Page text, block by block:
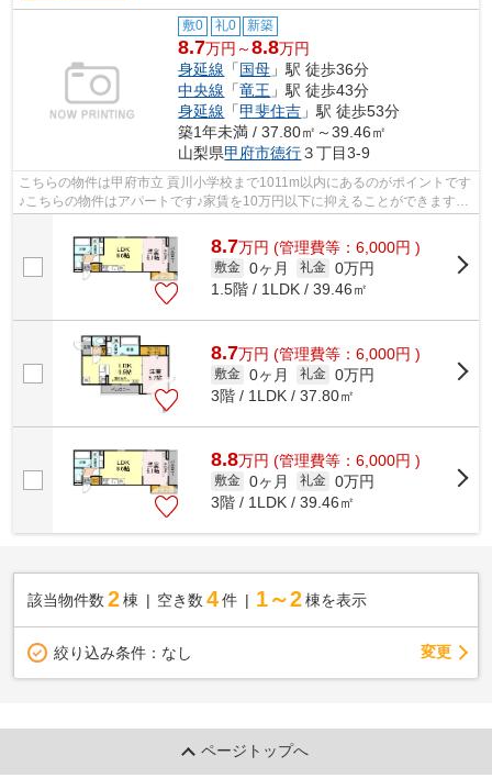
敷0 礼0 新築
8.7万円～8.8万円
身延線 「国母 」駅 徒歩36分
中央線 「竜王 」駅 徒歩43分
身延線 「甲斐住吉 」駅 徒歩53分
築1年未満 / 37.80㎡～39.46㎡
山梨県甲府市徳行３丁目3-9
こちらの物件は甲府市立 貢川小学校まで1011m以内にあるのがポイントです
♪こちらの物件はアパートです♪家賃を10万円以下に抑えることができます♪
8.7万円 (管理費等：6,000円 )
敷金 0ヶ月 礼金 0万円
1.5階 / 1LDK / 39.46㎡
8.7万円 (管理費等：6,000円 )
敷金 0ヶ月 礼金 0万円
3階 / 1LDK / 37.80㎡
8.8万円 (管理費等：6,000円 )
敷金 0ヶ月 礼金 0万円
3階 / 1LDK / 39.46㎡
該当物件数 2棟 空き数 4 件 1～2 棟を表示
絞り込み条件： なし 変更
ページトップへ